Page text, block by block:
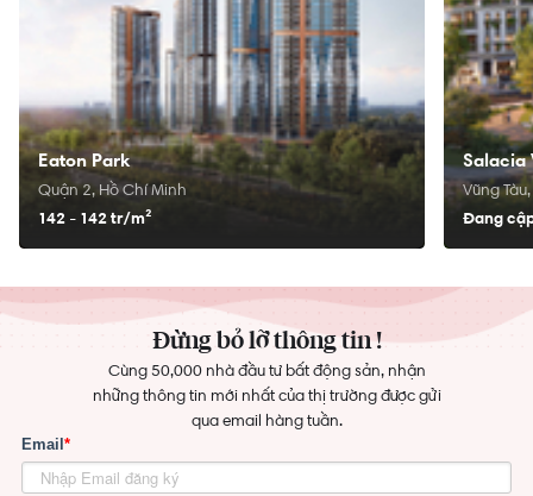
Eaton Park
Quận 2, Hồ Chí Minh
142 - 142 tr/m²
Salacia
Vũng
Đang
Đừng bỏ lỡ thông tin !
Cùng 50,000 nhà đầu tư bất động sản, nhận
những thông tin mới nhất của thị trường được gửi
qua email hàng tuần.